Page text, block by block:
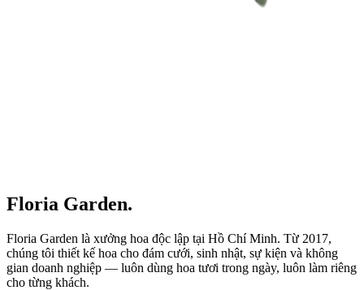
Floria Garden.
Floria Garden là xưởng hoa độc lập tại Hồ Chí Minh. Từ 2017,
chúng tôi thiết kế hoa cho đám cưới, sinh nhật, sự kiện và không
gian doanh nghiệp — luôn dùng hoa tươi trong ngày, luôn làm riêng
cho từng khách.